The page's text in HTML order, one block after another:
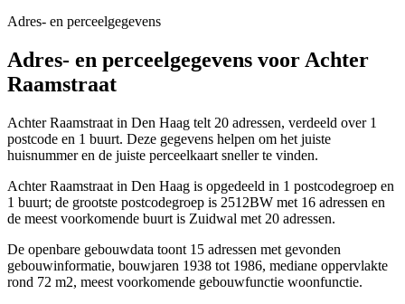
Adres- en perceelgegevens
Adres- en perceelgegevens voor Achter
Raamstraat
Achter Raamstraat in Den Haag telt 20 adressen, verdeeld over 1
postcode en 1 buurt. Deze gegevens helpen om het juiste
huisnummer en de juiste perceelkaart sneller te vinden.
Achter Raamstraat in Den Haag is opgedeeld in 1 postcodegroep en
1 buurt; de grootste postcodegroep is 2512BW met 16 adressen en
de meest voorkomende buurt is Zuidwal met 20 adressen.
De openbare gebouwdata toont 15 adressen met gevonden
gebouwinformatie, bouwjaren 1938 tot 1986, mediane oppervlakte
rond 72 m2, meest voorkomende gebouwfunctie woonfunctie.